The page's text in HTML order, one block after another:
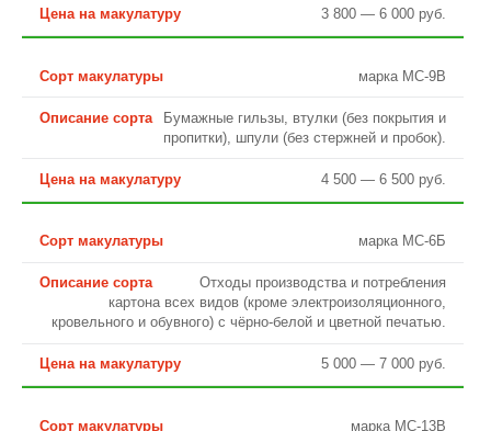
3 800 — 6 000 руб.
марка МС-9В
Бумажные гильзы, втулки (без покрытия и
пропитки), шпули (без стержней и пробок).
4 500 — 6 500 руб.
марка МС-6Б
Отходы производства и потребления
картона всех видов (кроме электроизоляционного,
кровельного и обувного) с чёрно-белой и цветной печатью.
5 000 — 7 000 руб.
марка МС-13В